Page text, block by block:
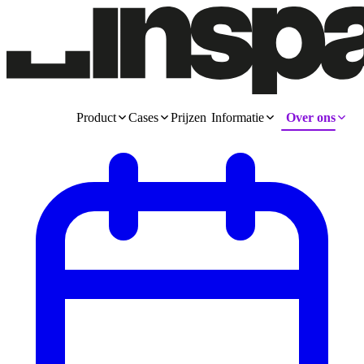
Product Cases Prijzen Informatie Over ons